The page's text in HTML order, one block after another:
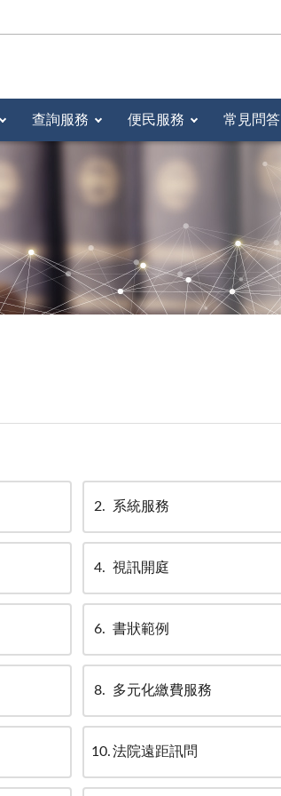
查詢服務 便民服務 常見問答
2 系統服務
4 視訊開庭
6 書狀範例
8 多元化繳費服務
10 法院遠距訊問